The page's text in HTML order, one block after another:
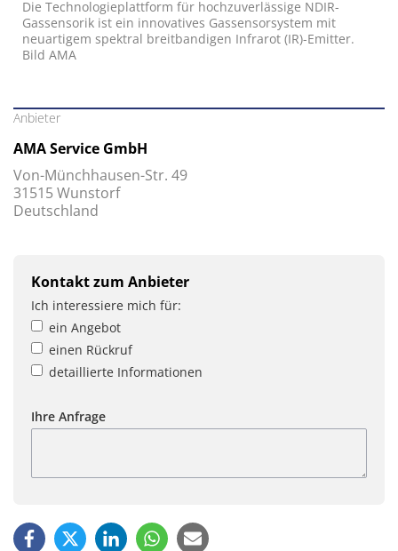
Die Technologieplattform für hochzuverlässige NDIR-
Gassensorik ist ein innovatives Gassensorsystem mit
neuartigem spektral breitbandigen Infrarot (IR)-Emitter.
Bild AMA
Anbieter
AMA Service GmbH
Von-Münchhausen-Str. 49
31515 Wunstorf
Deutschland
Kontakt zum Anbieter
Ich interessiere mich für:
ein Angebot
einen Rückruf
detaillierte Informationen
Ihre Anfrage